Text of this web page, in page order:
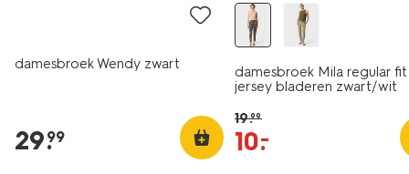
damesbroek Wendy zwart
29.
99
damesbroek Mila regular fit
jersey bladeren zwart/wit
19.99
10.
–